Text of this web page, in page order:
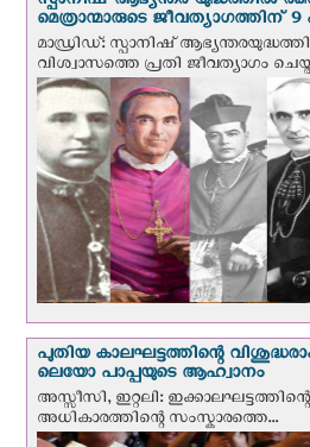
മെത്രാന്മാരുടെ ജീവത്യാഗത്തിന് 9
മാഡ്രിഡ്: സ്പാനിഷ്
വിശ്വാസത്തെ പ്രതി ജീവത്യാഗം
പുതിയ കാലഘട്ടത്തിന്റെ
ലെയോ പാപ്പയുടെ ആഹ്വാനം
അസ്സീസി, ഇറ്റലി:
അധികാരത്തിന്റെ സംസ്കാരത്തെ...